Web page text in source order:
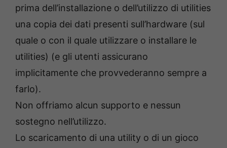
prima dell’installazione o dell’utilizzo di utilities
una copia dei dati presenti sull’hardware (sul
quale o con il quale utilizzare o installare le
utilities) (e gli utenti assicurano
implicitamente che provvederanno sempre a
farlo).
Non offriamo alcun supporto e nessun
sostegno nell’utilizzo.
Lo scaricamento di una utility o di un gioco